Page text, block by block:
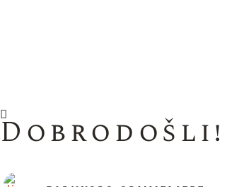
Dobrodošli!